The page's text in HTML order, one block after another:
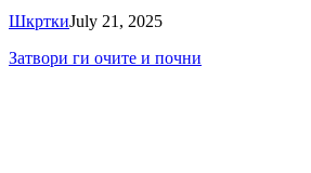
ШкрткиJuly 21, 2025
Затвори ги очите и почни